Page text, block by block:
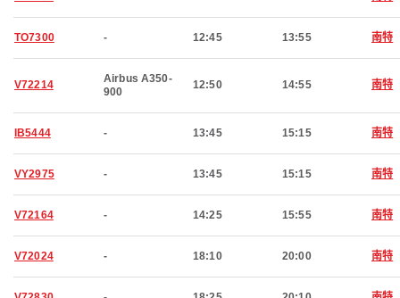
TO7300 - 12:45 13:55 南特
V72214
Airbus A350-
900
12:50 14:55 南特
IB5444 - 13:45 15:15 南特
VY2975 - 13:45 15:15 南特
V72164 - 14:25 15:55 南特
V72024 - 18:10 20:00 南特